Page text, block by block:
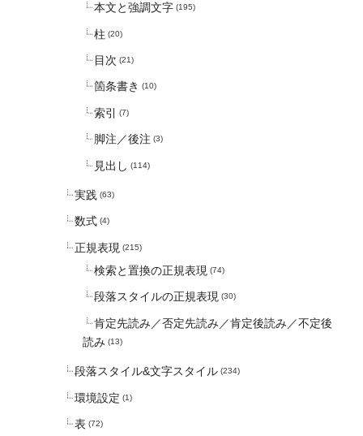
本文と強調文字 (195)
柱 (20)
目次 (21)
箇条書き (10)
索引 (7)
脚注／後注 (3)
見出し (114)
実践 (63)
数式 (4)
正規表現 (215)
検索と置換の正規表現 (74)
段落スタイルの正規表現 (30)
肯定先読み／否定先読み／肯定後読み／不定後
読み (13)
段落スタイル&文字スタイル (234)
環境設定 (1)
表 (72)